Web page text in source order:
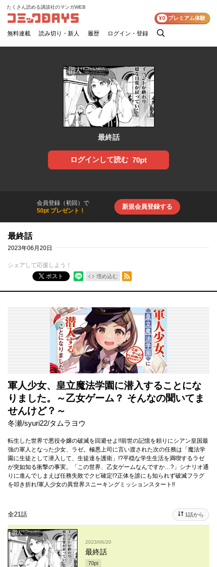
コミックDAYS
たくさん読める講談社のマンガWEB
無料連載 読み切り・新人 履歴 ログイン・登録
検
¥0 プレミアム体験
最終話
ログインして読む 70pt
会員登録（初回）で
50pt プレゼント！
新規会員登録する
最終話
2023年06月20日
シェアして応援しよう！
ポスト
埋め込む
RSSフィード
軍人少女、皇立魔法学園に潜入することにな
りました。～乙女ゲーム？ そんなの聞いてま
せんけど？～
冬瀬/syuri22/タムラヨウ
転生した世界で悪役令嬢の破滅を回避せよ!!前世の記憶を頼りにシアン皇国最
強の軍人となった少女、ラゼ。極悪上司に言い渡された次の任務は「魔法学
園に生徒として潜入して、生徒達を護衛」!?平穏な学生生活を満喫するラゼ
が突如知る衝撃の事実。「この世界、乙女ゲームなんですか…?」シナリオ通
りに進んでしまえば任務失敗でクビ確定!?正体を誰にも知られず破滅フラグ
を叩き折れ!軍人少女の異世界スニーキングミッションスタート!!
全21話 1話から
2023/06/20
最終話
70pt